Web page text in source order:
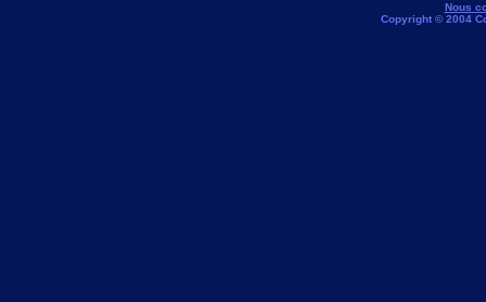
Nous
Copyright © 2004